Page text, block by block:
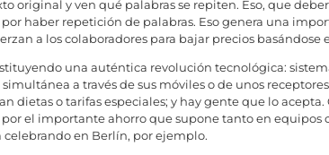
original y ven qué palabras se repiten. Eso, que
haber repetición de palabras. Eso genera una
a los colaboradores para bajar precios basándose
una auténtica revolución tecnológica:
a través de sus móviles o de unos
dietas o tarifas especiales; y hay gente que lo
el importante ahorro que supone tanto en equipos
en Berlín, por ejemplo.